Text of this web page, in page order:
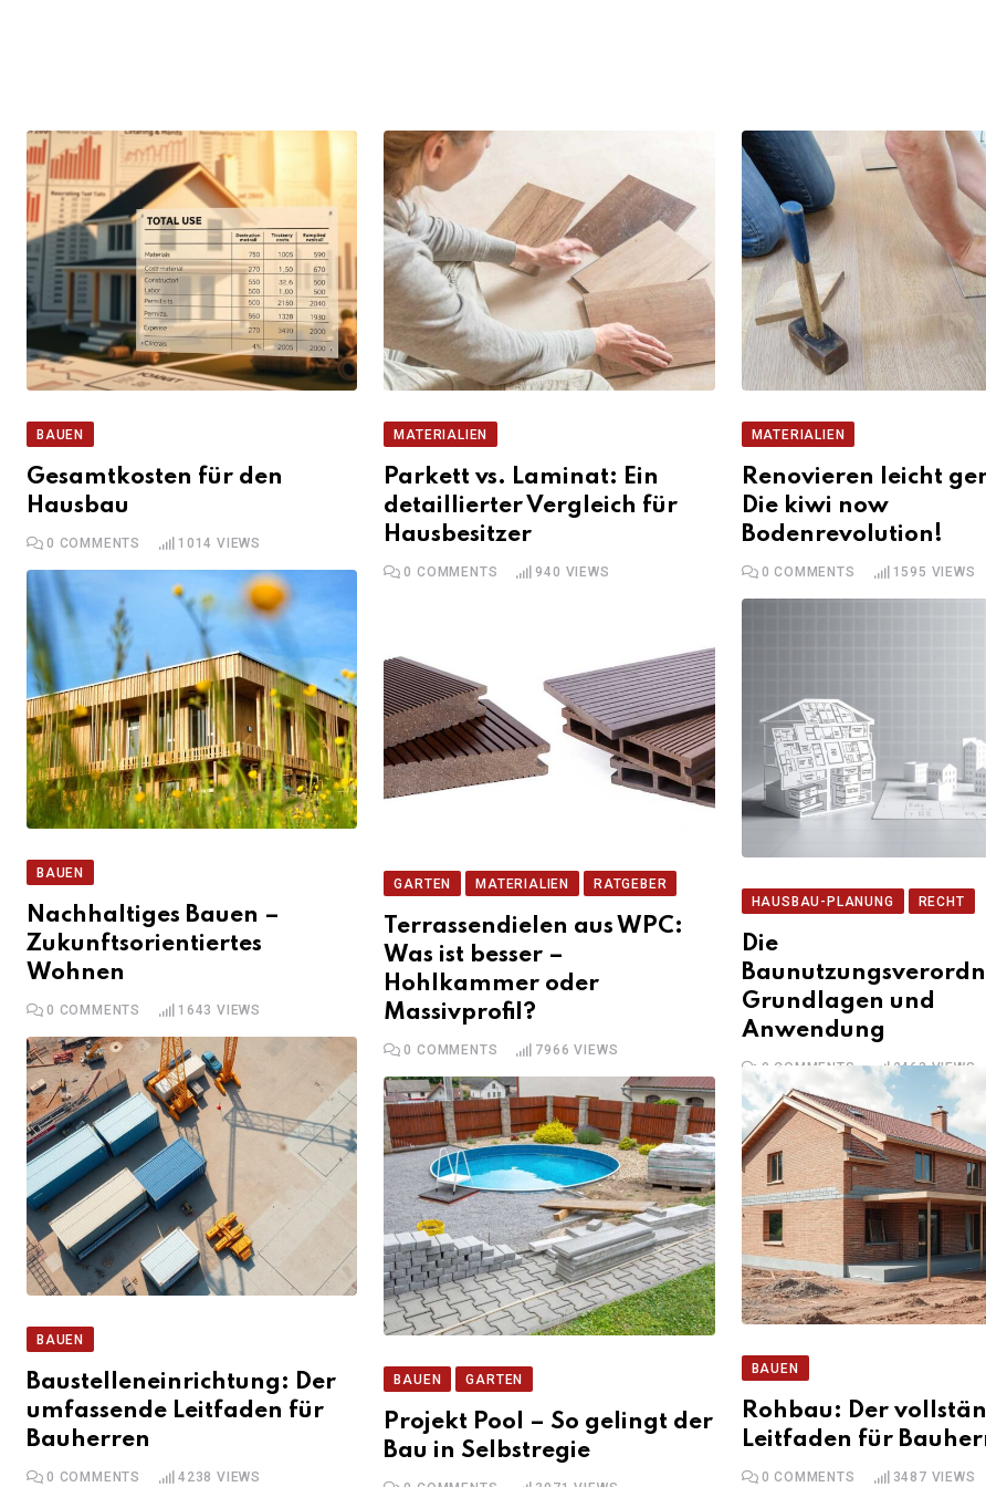
BAUEN
Gesamtkosten für den
Hausbau
0 COMMENTS 1014 VIEWS
MATERIALIEN
Parkett vs. Laminat: Ein
detaillierter Vergleich für
Hausbesitzer
0 COMMENTS 940 VIEWS
MATERIALIEN
Renovieren leicht
Die kiwi now
Bodenrevolution!
0 COMMENTS 1595 VIEWS
BAUEN
Nachhaltiges Bauen –
Zukunftsorientiertes
Wohnen
0 COMMENTS 1643 VIEWS
HAUSBAU-PLANUNG RECHT
Die
Grundlagen und
Anwendung
0 COMMENTS 2463VIEWS
GARTEN MATERIALIEN RATGEBER
Terrassendielen aus WPC:
Was ist besser –
Hohlkammer oder
Massivprofil?
0 COMMENTS 7966 VIEWS
BAUEN
Baustelleneinrichtung: Der
umfassende Leitfaden für
Bauherren
0 COMMENTS 4238 VIEWS
BAUEN
Rohbau: Der
Leitfaden für
0 COMMENTS 3487 VIEWS
BAUEN GARTEN
Projekt Pool – So gelingt der
Bau in Selbstregie